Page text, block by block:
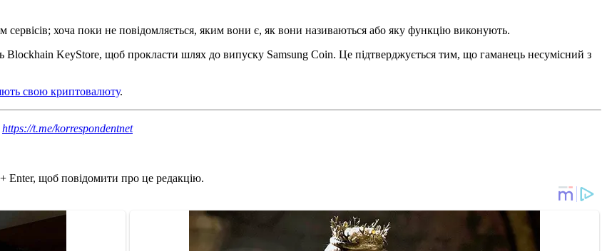
хоча поки не повідомляється, яким вони є, як вони називаються або яку функцію виконують.
Blockhain KeyStore, щоб прокласти шлях до випуску Samsung Coin. Це підтверджується тим, що гаманець несумісний з
свою криптовалюту.
https://t.me/korrespondentnet
Enter, щоб повідомити про це редакцію.